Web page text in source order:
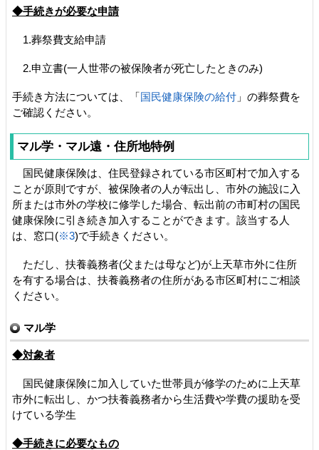
◆手続きが必要な申請
1.葬祭費支給申請
2.申立書(一人世帯の被保険者が死亡したときのみ)
手続き方法については、「国民健康保険の給付 」の葬祭費を
ご確認ください。
マル学・マル遠・住所地特例
国民健康保険は、住民登録されている市区町村で加入する
ことが原則ですが、被保険者の人が転出し、市外の施設に入
所または市外の学校に修学した場合、転出前の市町村の国民
健康保険に引き続き加入することができます。該当する人
は、窓口(※3)で手続きください。
ただし、扶養義務者(父または母など)が上天草市外に住所
を有する場合は、扶養義務者の住所がある市区町村にご相談
ください。
マル学
◆対象者
国民健康保険に加入していた世帯員が修学のために上天草
市外に転出し、かつ扶養義務者から生活費や学費の援助を受
けている学生
◆手続きに必要なもの